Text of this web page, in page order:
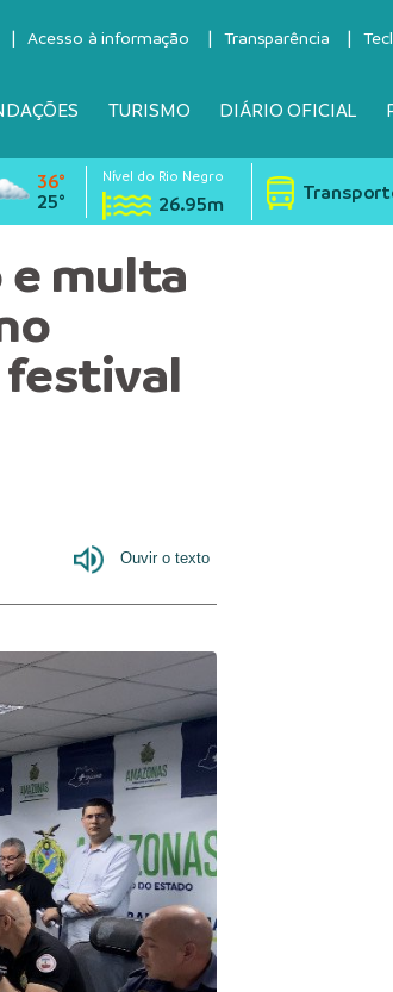
Acesso à informação Transparência
TURISMO DIÁRIO OFICIAL
36°
25°
Nível do Rio Negro
26.95m
multa
festival